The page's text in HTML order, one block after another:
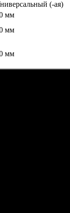
(-ая)
мм
мм
мм